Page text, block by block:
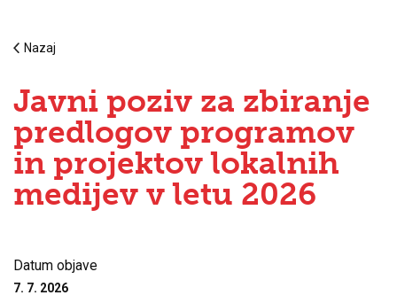
Nazaj
Javni poziv za zbiranje
predlogov programov
in projektov lokalnih
medijev v letu 2026
Datum objave
7. 7. 2026